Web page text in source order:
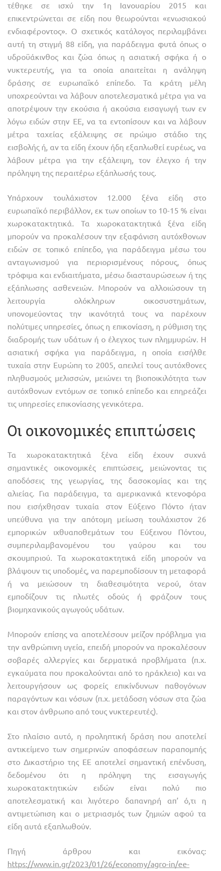
τέθηκε σε ισχύ την 1η Ιανουαρίου 2015 και
επικεντρώνεται σε είδη που θεωρούνται «ενωσιακού
ενδιαφέροντος». Ο σχετικός κατάλογος περιλαμβάνει
αυτή τη στιγμή 88 είδη, για παράδειγμα φυτά όπως ο
υδροϋάκινθος και ζώα όπως η ασιατική σφήκα ή ο
νυκτερευτής, για τα οποία απαιτείται η ανάληψη
δράσης σε ευρωπαϊκό επίπεδο. Τα κράτη μέλη
υποχρεούνται να λάβουν αποτελεσματικά μέτρα για να
αποτρέψουν την εκούσια ή ακούσια εισαγωγή των εν
λόγω ειδών στην ΕΕ, να τα εντοπίσουν και να λάβουν
μέτρα ταχείας εξάλειψης σε πρώιμο στάδιο της
εισβολής ή, αν τα είδη έχουν ήδη εξαπλωθεί ευρέως, να
λάβουν μέτρα για την εξάλειψη, τον έλεγχο ή την
πρόληψη της περαιτέρω εξάπλωσής τους.
Υπάρχουν τουλάχιστον 12.000 ξένα είδη στο
ευρωπαϊκό περιβάλλον, εκ των οποίων το 10-15 % είναι
χωροκατακτητικά. Τα χωροκατακτητικά ξένα είδη
μπορούν να προκαλέσουν την εξαφάνιση αυτόχθονων
ειδών σε τοπικό επίπεδο, για παράδειγμα μέσω του
ανταγωνισμού για περιορισμένους πόρους, όπως
τρόφιμα και ενδιαιτήματα, μέσω διασταυρώσεων ή της
εξάπλωσης ασθενειών. Μπορούν να αλλοιώσουν τη
λειτουργία ολόκληρων οικοσυστημάτων,
υπονομεύοντας την ικανότητά τους να παρέχουν
πολύτιμες υπηρεσίες, όπως η επικονίαση, η ρύθμιση της
διαδρομής των υδάτων ή ο έλεγχος των πλημμυρών. Η
ασιατική σφήκα για παράδειγμα, η οποία εισήλθε
τυχαία στην Ευρώπη το 2005, απειλεί τους αυτόχθονες
πληθυσμούς μελισσών, μειώνει τη βιοποικιλότητα των
αυτόχθονων εντόμων σε τοπικό επίπεδο και επηρεάζει
τις υπηρεσίες επικονίασης γενικότερα.
Οι οικονομικές επιπτώσεις
Τα χωροκατακτητικά ξένα είδη έχουν συχνά
σημαντικές οικονομικές επιπτώσεις, μειώνοντας τις
αποδόσεις της γεωργίας, της δασοκομίας και της
αλιείας. Για παράδειγμα, τα αμερικανικά κτενοφόρα
που εισήχθησαν τυχαία στον Εύξεινο Πόντο ήταν
υπεύθυνα για την απότομη μείωση τουλάχιστον 26
εμπορικών ιχθυαποθεμάτων του Εύξεινου Πόντου,
συμπεριλαμβανομένου του γαύρου και του
σκουμπριού. Τα χωροκατακτητικά είδη μπορούν να
βλάψουν τις υποδομές, να παρεμποδίσουν τη μεταφορά
ή να μειώσουν τη διαθεσιμότητα νερού, όταν
εμποδίζουν τις πλωτές οδούς ή φράζουν τους
βιομηχανικούς αγωγούς υδάτων.
Μπορούν επίσης να αποτελέσουν μείζον πρόβλημα για
την ανθρώπινη υγεία, επειδή μπορούν να προκαλέσουν
σοβαρές αλλεργίες και δερματικά προβλήματα (π.χ.
εγκαύματα που προκαλούνται από το ηράκλειο) και να
λειτουργήσουν ως φορείς επικίνδυνων παθογόνων
παραγόντων και νόσων (π.χ. μετάδοση νόσων στα ζώα
και στον άνθρωπο από τους νυκτερευτές).
Στο πλαίσιο αυτό, η προληπτική δράση που αποτελεί
αντικείμενο των σημερινών αποφάσεων παραπομπής
στο Δικαστήριο της ΕΕ αποτελεί σημαντική επένδυση,
δεδομένου ότι η πρόληψη της εισαγωγής
χωροκατακτητικών ειδών είναι πολύ πιο
αποτελεσματική και λιγότερο δαπανηρή απ’ ό,τι η
αντιμετώπιση και ο μετριασμός των ζημιών αφού τα
είδη αυτά εξαπλωθούν.
Πηγή άρθρου και εικόνας:
https://www.in.gr/2023/01/26/economy/agro-in/ee-